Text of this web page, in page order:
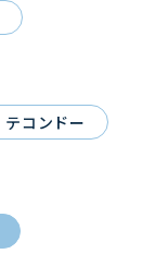
テコンドー